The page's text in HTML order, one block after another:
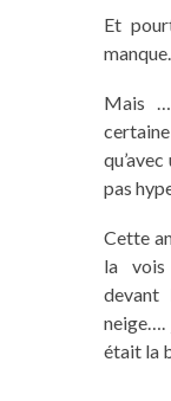
Et
manque.
Mais
pas
Cette
la vois
devant
neige….
était la